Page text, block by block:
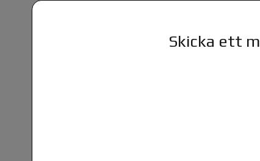
Skicka ett